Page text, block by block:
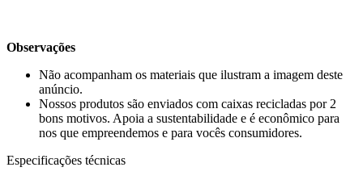
Observações
Não acompanham os materiais que ilustram a imagem deste
anúncio.
Nossos produtos são enviados com caixas recicladas por 2
bons motivos. Apoia a sustentabilidade e é econômico para
nos que empreendemos e para vocês consumidores.
Especificações técnicas